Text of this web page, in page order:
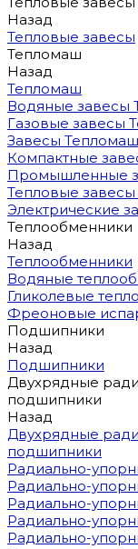
Назад
Тепловые завесы
Тепломаш
Назад
Тепломаш
Водяные завесы
Газовые завесы
Завесы
Компактные
Промышленные
Тепловые
Электрические
Теплообменники
Назад
Теплообменники
Водяные
Гликолевые
Фреоновые
Подшипники
Назад
Подшипники
Двухрядные
подшипники
Назад
Двухрядные
подшипники
Радиально-
Радиально-
Радиально-
Радиально-
Радиально-